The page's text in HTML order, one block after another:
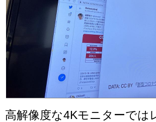
高解像度な4Kモニターで